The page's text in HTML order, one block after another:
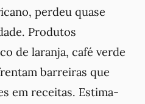
perdeu quase
Produtos
de laranja, café verde
barreiras que
em receitas. Estima-